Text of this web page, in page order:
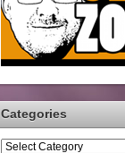
Categories